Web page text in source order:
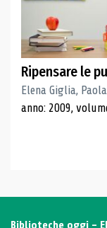
Ripensare le
Elena Giglia,
anno: 2009,
Biblioteche oggi -